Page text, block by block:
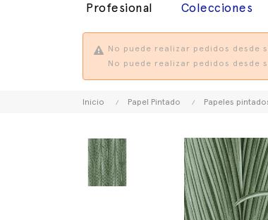
Profesional Colecciones
No puede realizar pedidos desde
No puede realizar pedidos desde
Inicio Papel Pintado Papeles